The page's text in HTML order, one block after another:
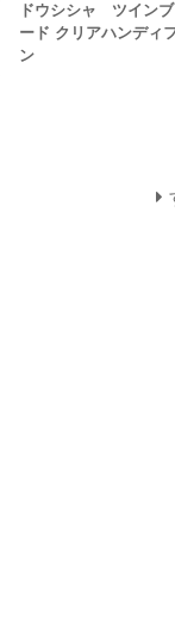
ドウシシャ ツイン
ード クリアハンディ
ン